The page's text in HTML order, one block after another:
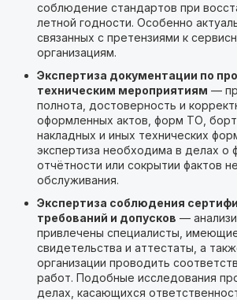
соблюдение стандартов при
летной годности. Особенно
связанных с претензиями к
организациям.
Экспертиза документации по
техническим мероприятиям —
полнота, достоверность и
оформленных актов, форм ТО,
накладных и иных технических
экспертиза необходима в делах о
отчётности или сокрытии фактов
обслуживания.
Экспертиза соблюдения
требований и допусков —
привлечены специалисты,
свидетельства и аттестаты, а
организации проводить
работ. Подобные исследования
делах, касающихся